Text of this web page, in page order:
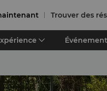
Trouver des